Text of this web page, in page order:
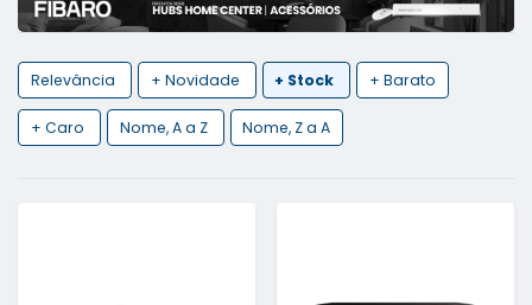
Relevância + Novidade + Stock + Barato
+ Caro Nome, A a Z Nome, Z a A